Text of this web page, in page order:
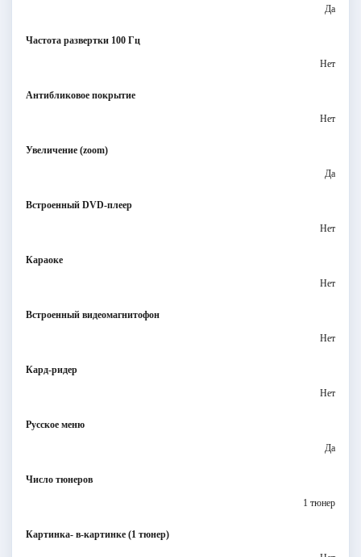
Да
Частота развертки 100 Гц
Нет
Антибликовое покрытие
Нет
Увеличение (zoom)
Да
Встроенный DVD-плеер
Нет
Караоке
Нет
Встроенный видеомагнитофон
Нет
Кард-ридер
Нет
Русское меню
Да
Число тюнеров
1 тюнер
Картинка- в-картинке (1 тюнер)